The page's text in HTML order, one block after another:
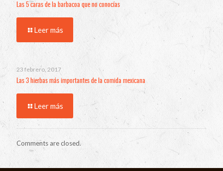
Las 5 caras de la barbacoa que no conocías
Leer más
23 febrero, 2017
Las 3 hierbas más importantes de la comida mexicana
Leer más
Comments are closed.